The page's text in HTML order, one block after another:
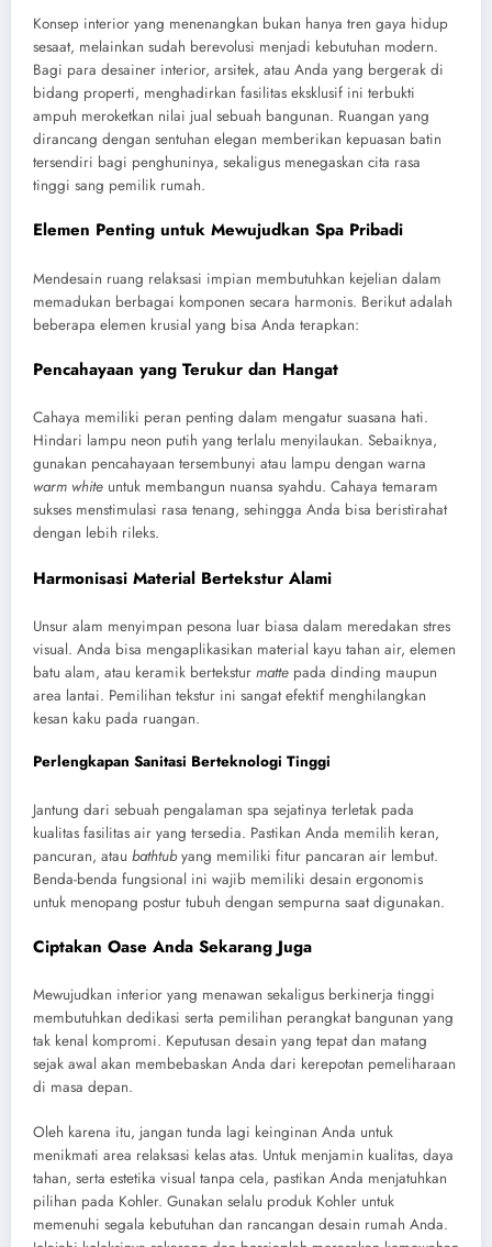
Konsep interior yang menenangkan bukan hanya tren gaya hidup
sesaat, melainkan sudah berevolusi menjadi kebutuhan modern.
Bagi para desainer interior, arsitek, atau Anda yang bergerak di
bidang properti, menghadirkan fasilitas eksklusif ini terbukti
ampuh meroketkan nilai jual sebuah bangunan. Ruangan yang
dirancang dengan sentuhan elegan memberikan kepuasan batin
tersendiri bagi penghuninya, sekaligus menegaskan cita rasa
tinggi sang pemilik rumah.
Elemen Penting untuk Mewujudkan Spa Pribadi
Mendesain ruang relaksasi impian membutuhkan kejelian dalam
memadukan berbagai komponen secara harmonis. Berikut adalah
beberapa elemen krusial yang bisa Anda terapkan:
Pencahayaan yang Terukur dan Hangat
Cahaya memiliki peran penting dalam mengatur suasana hati.
Hindari lampu neon putih yang terlalu menyilaukan. Sebaiknya,
gunakan pencahayaan tersembunyi atau lampu dengan warna
warm white untuk membangun nuansa syahdu. Cahaya temaram
sukses menstimulasi rasa tenang, sehingga Anda bisa beristirahat
dengan lebih rileks.
Harmonisasi Material Bertekstur Alami
Unsur alam menyimpan pesona luar biasa dalam meredakan stres
visual. Anda bisa mengaplikasikan material kayu tahan air, elemen
batu alam, atau keramik bertekstur matte pada dinding maupun
area lantai. Pemilihan tekstur ini sangat efektif menghilangkan
kesan kaku pada ruangan.
Perlengkapan Sanitasi Berteknologi Tinggi
Jantung dari sebuah pengalaman spa sejatinya terletak pada
kualitas fasilitas air yang tersedia. Pastikan Anda memilih keran,
pancuran, atau bathtubyang memiliki fitur pancaran air lembut.
Benda-benda fungsional ini wajib memiliki desain ergonomis
untuk menopang postur tubuh dengan sempurna saat digunakan.
Ciptakan Oase Anda Sekarang Juga
Mewujudkan interior yang menawan sekaligus berkinerja tinggi
membutuhkan dedikasi serta pemilihan perangkat bangunan yang
tak kenal kompromi. Keputusan desain yang tepat dan matang
sejak awal akan membebaskan Anda dari kerepotan pemeliharaan
di masa depan.
Oleh karena itu, jangan tunda lagi keinginan Anda untuk
menikmati area relaksasi kelas atas. Untuk menjamin kualitas, daya
tahan, serta estetika visual tanpa cela, pastikan Anda menjatuhkan
pilihan pada Kohler. Gunakan selalu produk Kohler untuk
memenuhi segala kebutuhan dan rancangan desain rumah Anda.